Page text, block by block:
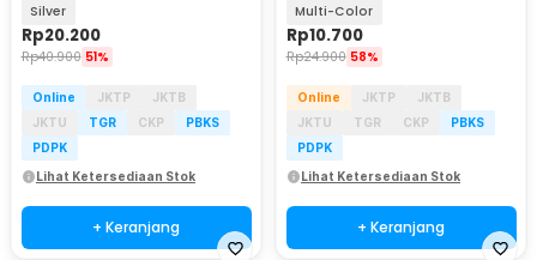
SC181
Silver
Rp20.200
Rp40.900 51%
Online JKTP
JKTB
JKTU
TGR CKP
PBKS
PDPK
Lihat Ketersediaan Stok
+ Keranjang
Multi-Color
Rp10.700
Rp24.900 58%
Online JKTP
JKTB
JKTU
TGR CKP
PBKS
PDPK
Lihat Ketersediaan Stok
+ Keranjang